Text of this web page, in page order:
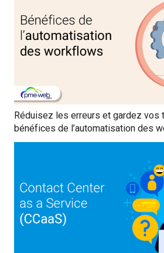
Réduisez les erreurs et gardez vos
bénéfices de l’automatisation des